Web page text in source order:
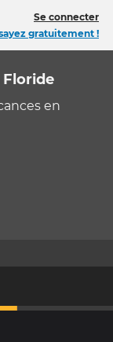
Se connecter
gratuitement !
en